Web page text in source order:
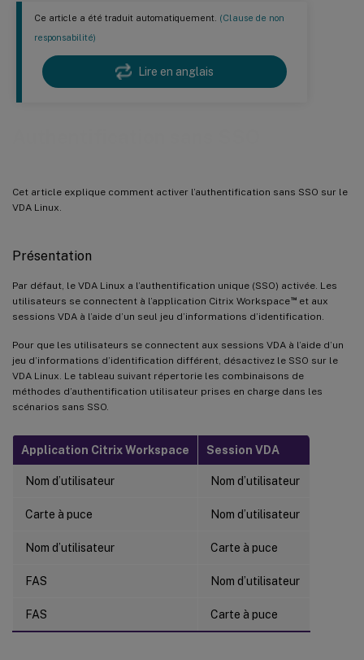
Ce article a été traduit automatiquement. (Clause de non
responsabilité)
Lire en anglais
Cet article explique comment activer l’authentification sans SSO sur le
VDA Linux.
Présentation
Par défaut, le VDA Linux a l’authentification unique (SSO) activée. Les
utilisateurs se connectent à l’application Citrix Workspace™et aux
sessions VDA à l’aide d’un seul jeu d’informations d’identification.
Pour que les utilisateurs se connectent aux sessions VDA à l’aide d’un
jeu d’informations d’identification différent, désactivez le SSO sur le
VDA Linux. Le tableau suivant répertorie les combinaisons de
méthodes d’authentification utilisateur prises en charge dans les
scénarios sans SSO.
Application Citrix Workspace Session VDA
Nom d’utilisateur Nom d’utilisateur
Carte à puce Nom d’utilisateur
Nom d’utilisateur Carte à puce
FAS Nom d’utilisateur
FAS Carte à puce